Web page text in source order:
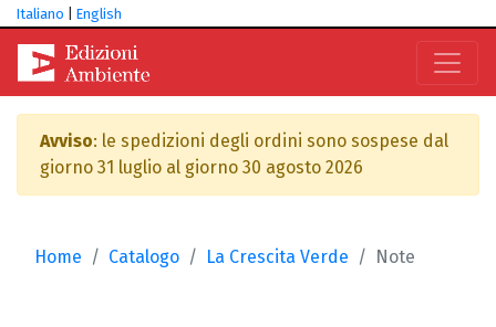
Italiano English
Avviso: le spedizioni degli ordini sono sospese dal
giorno 31 luglio al giorno 30 agosto 2026
Home Catalogo La Crescita Verde Note